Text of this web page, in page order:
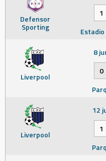
Defensor
Sporting
1
Liverpool
8
0
Liverpool
12
1